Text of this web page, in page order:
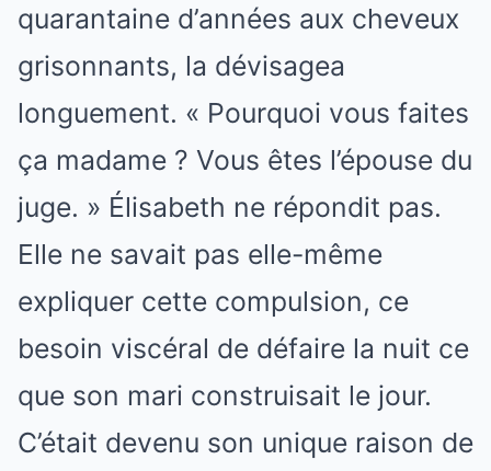
quarantaine d’années aux cheveux
grisonnants, la dévisagea
longuement. « Pourquoi vous faites
ça madame ? Vous êtes l’épouse du
juge. » Élisabeth ne répondit pas.
Elle ne savait pas elle-même
expliquer cette compulsion, ce
besoin viscéral de défaire la nuit ce
que son mari construisait le jour.
C’était devenu son unique raison de